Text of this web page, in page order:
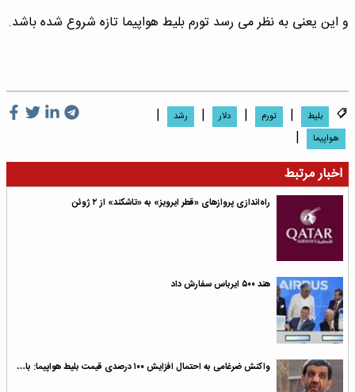
و این یعنی به نظر می رسد تورم بلیط هواپیما تازه شروع شده باشد.
بلیط | تورم | دلار | رشد |
هواپیما
|
اخبار مرتبط
راه‌اندازی پروازهای «قطر ایرویز» به «تاشکند» از ۲ ژوئن
هند ۵۰۰ ایرباس سفارش داد
واکنش ضرغامی به احتمال افزایش ۱۰۰ درصدی قیمت بلیط هواپیما: با…